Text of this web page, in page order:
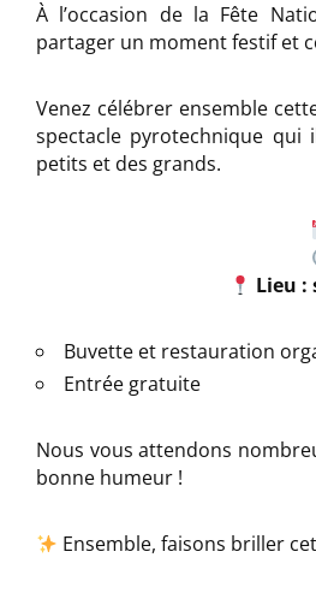
À l’occasion de la Fête
partager un moment festif et
Venez célébrer ensemble
spectacle pyrotechnique
petits et des grands.
Lieu :
Buvette et restauration
Entrée gratuite
Nous vous attendons
bonne humeur !
Ensemble, faisons briller